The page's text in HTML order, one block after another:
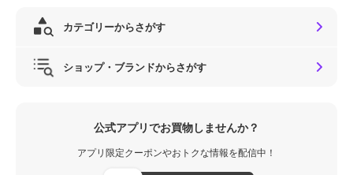
カテゴリーからさがす
ショップ・ブランドからさがす
公式アプリでお買物しませんか？
アプリ限定クーポンやおトクな情報を配信中！